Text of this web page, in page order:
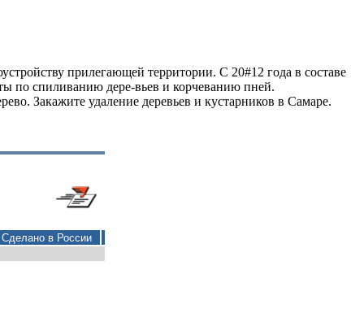
прилегающей территории. С 20#12 года в составе
по спиливанию дере-вьев и корчеванию пней.
Закажите удаление деревьев и кустарников в Самаре.
Сделано в России